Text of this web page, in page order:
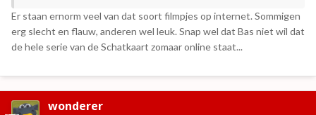
Er staan ernorm veel van dat soort filmpjes op internet. Sommigen
erg slecht en flauw, anderen wel leuk. Snap wel dat Bas niet wil dat
de hele serie van de Schatkaart zomaar online staat...
wonderer